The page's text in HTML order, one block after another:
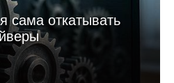
сама откатывать